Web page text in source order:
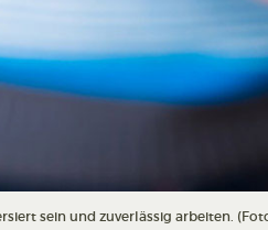
sein und zuverlässig arbeiten.